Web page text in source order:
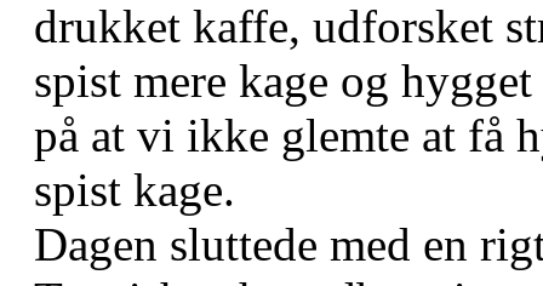
drukket kaffe, udforsket
spist mere kage og
på at vi ikke glemte at få
spist kage.
Dagen sluttede med en